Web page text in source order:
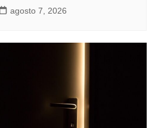
agosto 7, 2026